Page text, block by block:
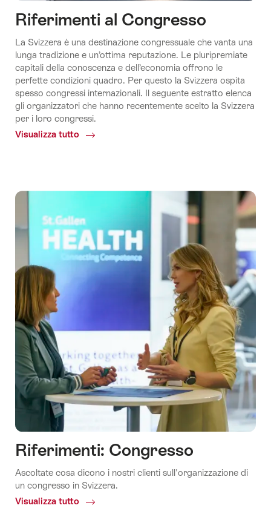
Riferimenti al Congresso
La Svizzera è una destinazione congressuale che vanta una
lunga tradizione e un’ottima reputazione. Le pluripremiate
capitali della conoscenza e dell’economia offrono le
perfette condizioni quadro. Per questo la Svizzera ospita
spesso congressi internazionali. Il seguente estratto elenca
gli organizzatori che hanno recentemente scelto la Svizzera
per i loro congressi.
Visualizza tutto
Common.Of
Riferimenti: Congresso
Ascoltate cosa dicono i nostri clienti sull'organizzazione di
un congresso in Svizzera.
Visualizza tutto
Common.Of